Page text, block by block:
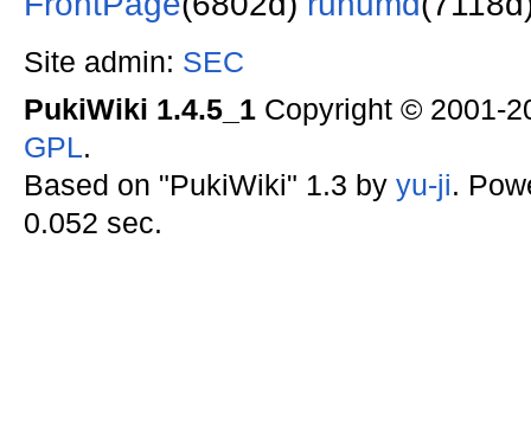
Site admin: SEC
PukiWiki 1.4.5_1Copyright © 2001-
GPL.
Based on "PukiWiki" 1.3 by yu-ji.
0.052 sec.